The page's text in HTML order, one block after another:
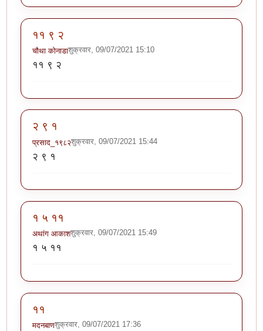
११ ९ २
चौथा कोनाडाशुक्रवार, 09/07/2021 15:10
११ ९ २
२ ९ १
प्रसाद_१९८२शुक्रवार, 09/07/2021 15:44
२ ९ १
१ ५ ११
अथांग आकाशशुक्रवार, 09/07/2021 15:49
१ ५ ११
११
मदनबाणशुक्रवार, 09/07/2021 17:36